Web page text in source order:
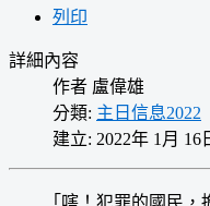
列印
詳細內容
作者 盧偉雄
分類: 主日信息2022
建立: 2022年 1月 16
「嗐！犯罪的國民，